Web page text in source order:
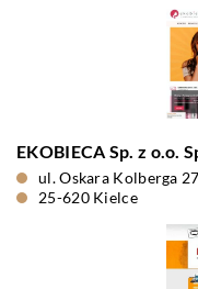
EKOBIECA Sp. z o.o.
ul. Oskara Kolberga 27
25-620 Kielce